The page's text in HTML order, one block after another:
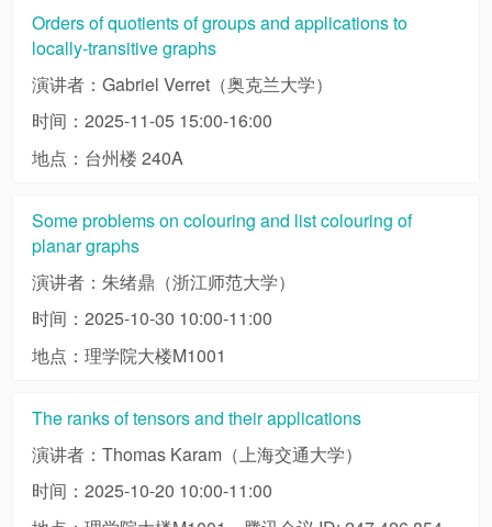
Orders of quotients of groups and applications to
locally-transitive graphs
演讲者：Gabriel Verret（奥克兰大学）
时间：2025-11-05 15:00-16:00
地点：台州楼 240A
Some problems on colouring and list colouring of
planar graphs
演讲者：朱绪鼎（浙江师范大学）
时间：2025-10-30 10:00-11:00
地点：理学院大楼M1001
The ranks of tensors and their applications
演讲者：Thomas Karam（上海交通大学）
时间：2025-10-20 10:00-11:00